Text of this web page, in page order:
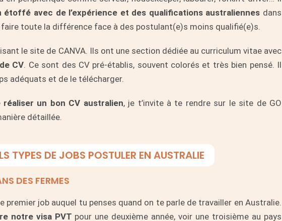
étoffé avec de l’expérience et des qualifications australiennes dans
faire toute la différence face à des postulant(e)s moins qualifié(e)s.
le site de CANVA. Ils ont une section dédiée au curriculum vitae avec
CV. Ce sont des CV pré-établis, souvent colorés et très bien pensé. Il
adéquats et de le télécharger.
un bon CV australien, je t’invite à te rendre sur le site de GO
détaillée.
TYPES DE JOBS POSTULER EN AUSTRALIE
DES FERMES
premier job auquel tu penses quand on te parle de travailler en Australie.
notre visa PVT pour une deuxième année, voir une troisième au pays